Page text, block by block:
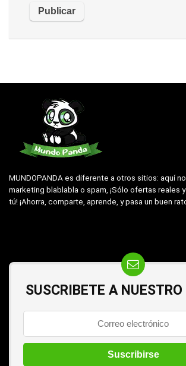
MUNDOPANDA es diferente a otros sitios: aquí
marketing blablabla o spam, ¡Sólo ofertas reales
tú! ¡Ahorra, comparte, aprende, y pasa un buen
SUSCRIBETE A NUESTRO